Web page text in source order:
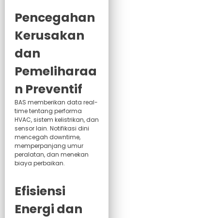
Pencegahan
Kerusakan
dan
Pemeliharaa
n Preventif
BAS memberikan data real-
time tentang performa
HVAC, sistem kelistrikan, dan
sensor lain. Notifikasi dini
mencegah downtime,
memperpanjang umur
peralatan, dan menekan
biaya perbaikan.
Efisiensi
Energi dan